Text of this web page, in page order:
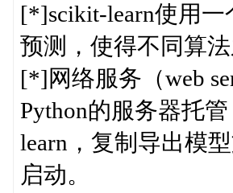
[*]scikit-learn使用
预测，使得不同算
[*]网络服务（web
Python的服务器托
learn，复制导出模
启动。